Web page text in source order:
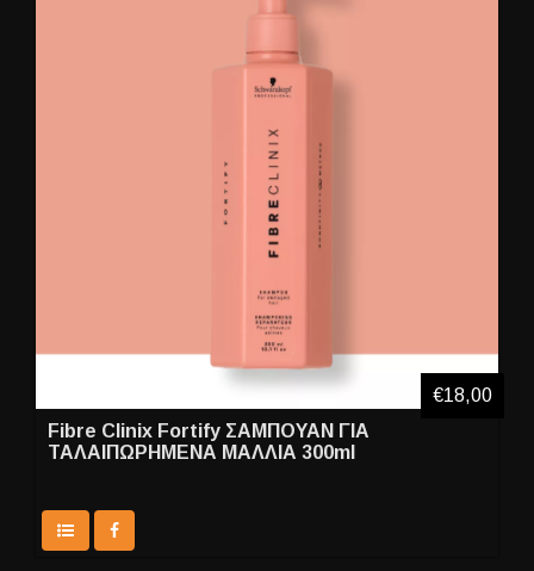
Fibre Clinix Fortify ΣΑΜΠΟΥΑΝ ΓΙΑ
ΤΑΛΑΙΠΩΡΗΜΕΝΑ ΜΑΛΛΙΑ 300ml
€18,00